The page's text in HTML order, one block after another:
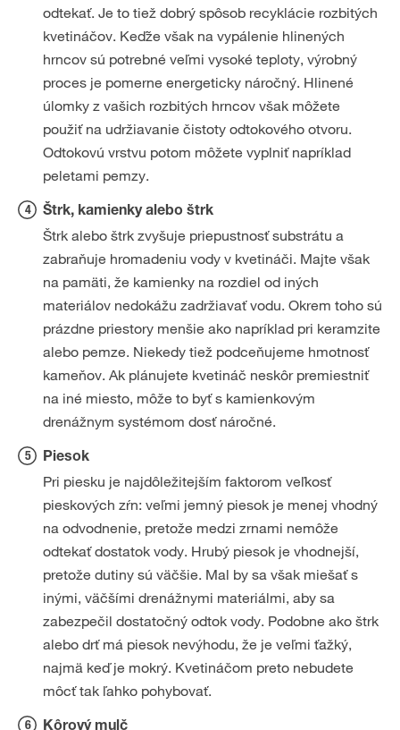
odtekať. Je to tiež dobrý spôsob recyklácie rozbitých
kvetináčov. Keďže však na vypálenie hlinených
hrncov sú potrebné veľmi vysoké teploty, výrobný
proces je pomerne energeticky náročný. Hlinené
úlomky z vašich rozbitých hrncov však môžete
použiť na udržiavanie čistoty odtokového otvoru.
Odtokovú vrstvu potom môžete vyplniť napríklad
peletami pemzy.
Štrk, kamienky alebo štrk
Štrk alebo štrk zvyšuje priepustnosť substrátu a
zabraňuje hromadeniu vody v kvetináči. Majte však
na pamäti, že kamienky na rozdiel od iných
materiálov nedokážu zadržiavať vodu. Okrem toho sú
prázdne priestory menšie ako napríklad pri keramzite
alebo pemze. Niekedy tiež podceňujeme hmotnosť
kameňov. Ak plánujete kvetináč neskôr premiestniť
na iné miesto, môže to byť s kamienkovým
drenážnym systémom dosť náročné.
Piesok
Pri piesku je najdôležitejším faktorom veľkosť
pieskových zŕn: veľmi jemný piesok je menej vhodný
na odvodnenie, pretože medzi zrnami nemôže
odtekať dostatok vody. Hrubý piesok je vhodnejší,
pretože dutiny sú väčšie. Mal by sa však miešať s
inými, väčšími drenážnymi materiálmi, aby sa
zabezpečil dostatočný odtok vody. Podobne ako štrk
alebo drť má piesok nevýhodu, že je veľmi ťažký,
najmä keď je mokrý. Kvetináčom preto nebudete
môcť tak ľahko pohybovať.